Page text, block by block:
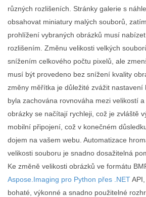
různých rozlišeních. Stránky galerie s
obsahovat miniatury malých souborů,
prohlížení vybraných obrázků musí
rozlišením. Změnu velikosti velkých
snížením celkového počtu pixelů, ale
musí být provedeno bez snížení kvality
změny měřítka je důležité zvážit nastavení
byla zachována rovnováha mezi velikostí
obrázky se načítají rychleji, což je zvláště
mobilní připojení, což v konečném
dojem na vašem webu. Automatizace
velikosti souboru je snadno dosažitelná
Ke změně velikosti obrázků ve formátu
Aspose.Imaging pro Python přes .NET
bohaté, výkonné a snadno použitelné